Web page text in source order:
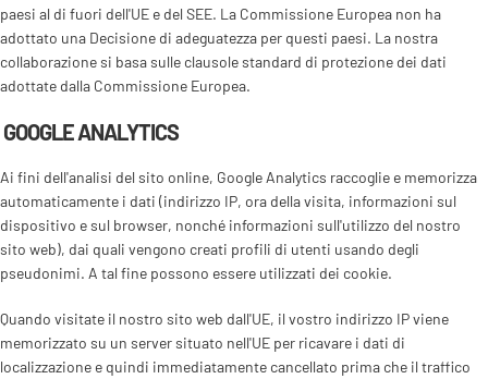
paesi al di fuori dell'UE e del SEE. La Commissione Europea non ha
adottato una Decisione di adeguatezza per questi paesi. La nostra
collaborazione si basa sulle clausole standard di protezione dei dati
adottate dalla Commissione Europea.
GOOGLE ANALYTICS
Ai fini dell'analisi del sito online, Google Analytics raccoglie e memorizza
automaticamente i dati (indirizzo IP, ora della visita, informazioni sul
dispositivo e sul browser, nonché informazioni sull'utilizzo del nostro
sito web), dai quali vengono creati profili di utenti usando degli
pseudonimi. A tal fine possono essere utilizzati dei cookie.
Quando visitate il nostro sito web dall'UE, il vostro indirizzo IP viene
memorizzato su un server situato nell'UE per ricavare i dati di
localizzazione e quindi immediatamente cancellato prima che il traffico